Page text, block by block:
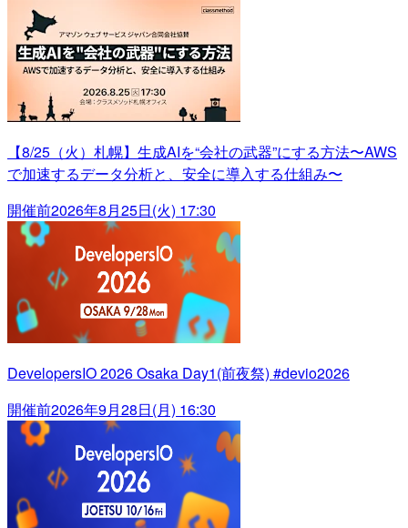
【8/25（火）札幌】生成AIを“会社の武器”にする方法〜AWS
で加速するデータ分析と、安全に導入する仕組み〜
開催前2026年8月25日(火) 17:30
DevelopersIO 2026 Osaka Day1(前夜祭) #devio2026
開催前2026年9月28日(月) 16:30